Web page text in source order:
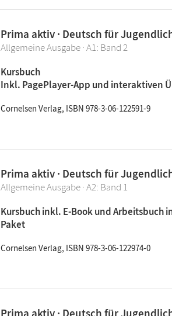
Prima aktiv · Deutsch für
Allgemeine Ausgabe · A1: Band 2
Kursbuch
Inkl. PagePlayer-App und interaktiven
Cornelsen Verlag, ISBN 978-3-06-122591-9
Prima aktiv · Deutsch für
Allgemeine Ausgabe · A2: Band 1
Kursbuch inkl. E-Book und Arbeitsbuch
Paket
Cornelsen Verlag, ISBN 978-3-06-122974-0
Prima aktiv · Deutsch für